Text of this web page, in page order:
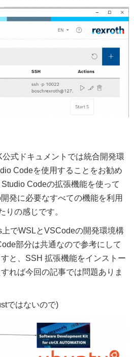
式ドキュメントでは統合開発環
Codeを使用することをお勧め
Codeの拡張機能を使って
発に必要なすべての機能を利用
りの感じです。
でWSLとVSCodeの開発環境構
部分は共通なので参考にして
と、SSH 拡張機能をインストー
れば今回の記事では問題ありま
ではないので)